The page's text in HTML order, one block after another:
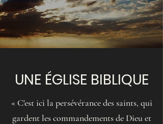
UNE ÉGLISE BIBLIQUE
« C'est ici la persévérance des saints, qui
gardent les commandements de Dieu et